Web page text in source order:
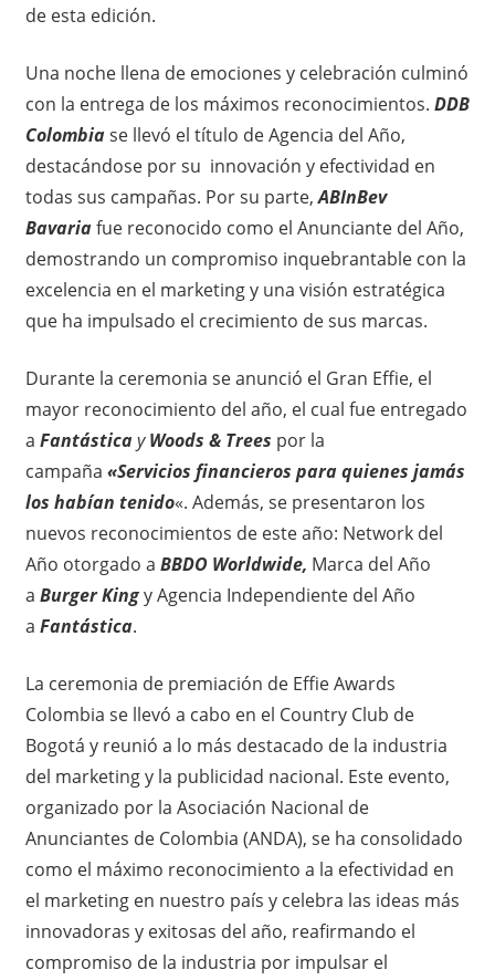
de esta edición.
Una noche llena de emociones y celebración culminó
con la entrega de los máximos reconocimientos. DDB
Colombiase llevó el título de Agencia del Año,
destacándose por su innovación y efectividad en
todas sus campañas. Por su parte,ABInBev
Bavariafue reconocido como el Anunciante del Año,
demostrando un compromiso inquebrantable con la
excelencia en el marketing y una visión estratégica
que ha impulsado el crecimiento de sus marcas.
Durante la ceremonia se anunció el Gran Effie, el
mayor reconocimiento del año, el cual fue entregado
a FantásticayWoods & Trees por la
campaña «Servicios financieros para quienes jamás
los habían tenido«. Además, se presentaron los
nuevos reconocimientos de este año: Network del
Año otorgado a BBDO Worldwide, Marca del Año
a Burger Kingy Agencia Independiente del Año
a Fantástica.
La ceremonia de premiación de Effie Awards
Colombia se llevó a cabo en el Country Club de
Bogotá y reunió a lo más destacado de la industria
del marketing y la publicidad nacional. Este evento,
organizado por la Asociación Nacional de
Anunciantes de Colombia (ANDA), se ha consolidado
como el máximo reconocimiento a la efectividad en
el marketing en nuestro país y celebra las ideas más
innovadoras y exitosas del año, reafirmando el
compromiso de la industria por impulsar el